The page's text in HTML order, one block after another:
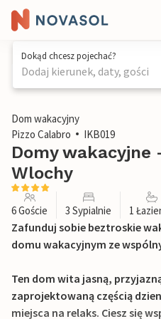
Dokąd chcesz pojechać?
Dodaj kierunek, daty, gości
1 / 17
Dom wakacyjny
Pizzo Calabro
IKB019
Domy wakacyjne
Wlochy
6 Goście 3 Sypialnie 1
Zafunduj sobie beztroskie
domu wakacyjnym ze
Ten dom wita jasną,
zaprojektowaną częścią
miejsca na relaks. Ciesz się